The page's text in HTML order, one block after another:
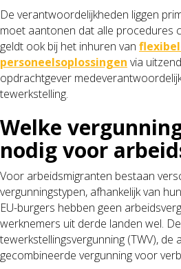
De verantwoordelijkheden liggen
moet aantonen dat alle procedures
geldt ook bij het inhuren van
personeelsoplossingen via
opdrachtgever
tewerkstelling.
Welke
nodig voor
Voor arbeidsmigranten bestaan
vergunningstypen, afhankelijk van
EU-burgers hebben geen
werknemers uit derde landen wel.
tewerkstellingsvergunning (TWV), de
gecombineerde vergunning voor